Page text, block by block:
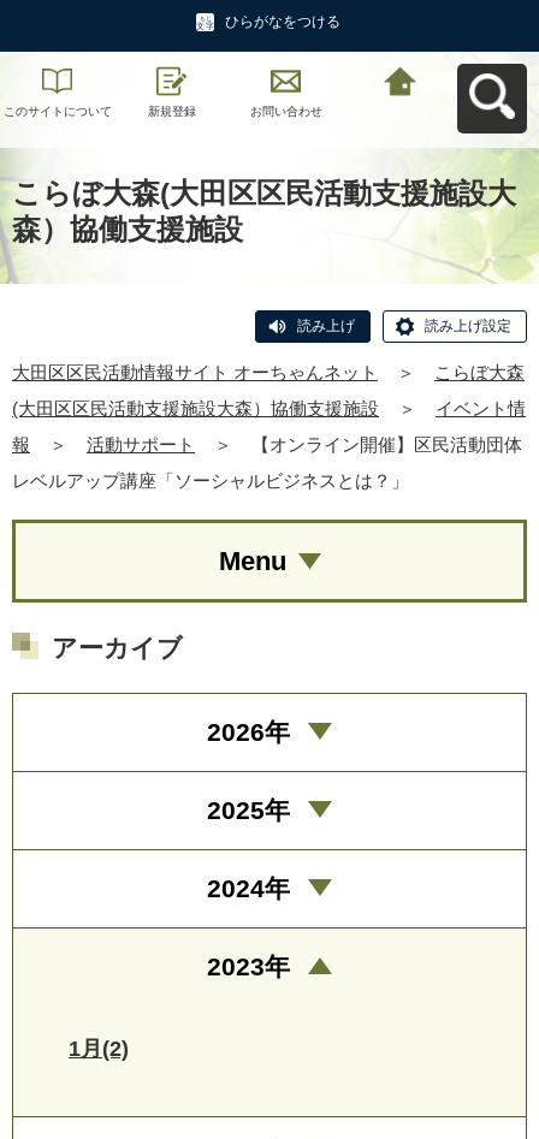
ひらがなをつける
このサイトについて 新規登録 お問い合わせ
こらぼ大森(大田区区民活動支援施設大
森）協働支援施設
読み上げ 読み上げ設定
大田区区民活動情報サイト オーちゃんネット ＞
こらぼ大森
(大田区区民活動支援施設大森）協働支援施設
＞
イベント情
報
＞ 活動サポート ＞
【オンライン開催】区民活動団体
レベルアップ講座「ソーシャルビジネスとは？」
Menu
アーカイブ
2026年
2025年
2024年
2023年
1月(2)